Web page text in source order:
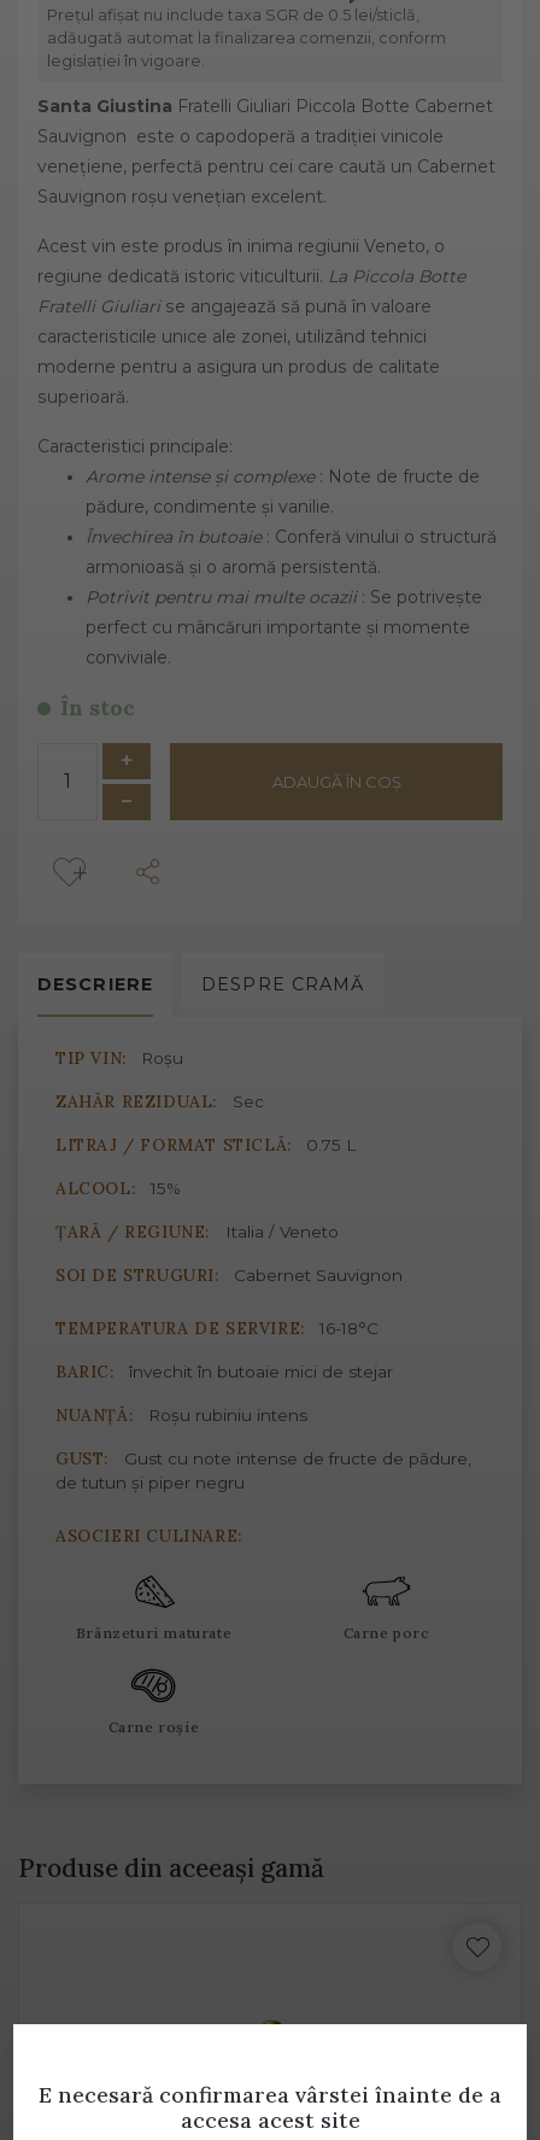
Prețul afișat nu include taxa SGR de 0.5 lei/sticlă,
adăugată automat la finalizarea comenzii, conform
legislației în vigoare.
Santa Giustina Fratelli Giuliari Piccola Botte Cabernet
Sauvignon este o capodoperă a tradiției vinicole
venețiene, perfectă pentru cei care caută un Cabernet
Sauvignon roșu venețian excelent.
Acest vin este produs în inima regiunii Veneto, o
regiune dedicată istoric viticulturii. La Piccola Botte
Fratelli Giuliarise angajează să pună în valoare
caracteristicile unice ale zonei, utilizând tehnici
moderne pentru a asigura un produs de calitate
superioară.
Caracteristici principale:
Arome intense și complexe: Note de fructe de
pădure, condimente și vanilie.
Învechirea în butoaie: Conferă vinului o structură
armonioasă și o aromă persistentă.
Potrivit pentru mai multe ocazii: Se potrivește
perfect cu mâncăruri importante și momente
conviviale.
În stoc
ADAUGĂ ÎN COȘ
DESCRIERE DESPRE CRAMĂ
TIP VIN: Roșu
ZAHĂR REZIDUAL: Sec
LITRAJ / FORMAT STICLĂ: 0.75 L
ALCOOL: 15%
ȚARĂ / REGIUNE: Italia / Veneto
SOI DE STRUGURI: Cabernet Sauvignon
TEMPERATURA DE SERVIRE: 16-18°C
BARIC: învechit în butoaie mici de stejar
NUANȚĂ: Roșu rubiniu intens
GUST:
Gust cu note intense de fructe de pădure,
de tutun și piper negru
ASOCIERI CULINARE:
Brânzeturi maturate Carne porc
Carne roșie
Produse din aceeași gamă
E necesară confirmarea vârstei înainte de a
accesa acest site